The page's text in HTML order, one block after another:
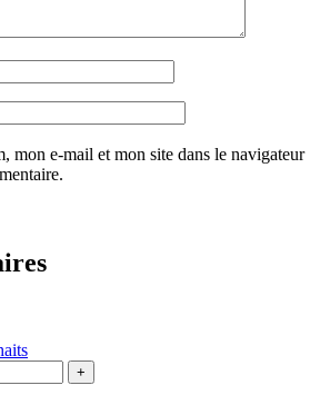
mon e-mail et mon site dans le navigateur